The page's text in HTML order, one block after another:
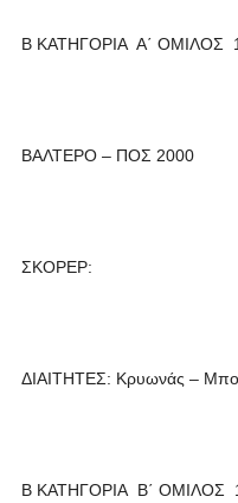
Β ΚΑΤΗΓΟΡΙΑ Α΄ ΟΜΙΛΟΣ
ΒΑΛΤΕΡΟ – ΠΟΣ
ΣΚΟΡΕΡ:
ΔΙΑΙΤΗΤΕΣ: Κρυωνάς –
Β ΚΑΤΗΓΟΡΙΑ Β΄ ΟΜΙΛΟΣ